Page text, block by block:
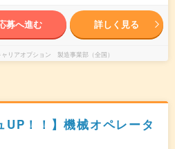
募へ進む 詳しく見る
リアオプション 製造事業部（全国）
UP！！】機械オペレータ